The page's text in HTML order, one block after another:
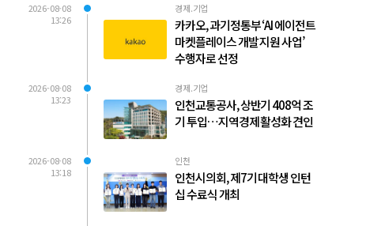
2026-08-08
13:26
경제.기업
카카오, 과기정통부 ‘AI 에이전트
마켓플레이스 개발 지원 사업’
수행자로 선정
2026-08-08
13:23
경제.기업
인천교통공사, 상반기 408억 조
기 투입…지역경제 활성화 견인
2026-08-08
13:18
인천
인천시의회, 제7기 대학생 인턴
십 수료식 개최